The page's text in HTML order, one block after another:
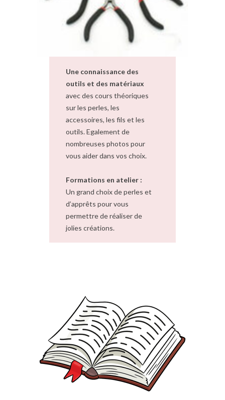
Une connaissance des
outils et des matériaux
avec des cours théoriques
sur les perles, les
accessoires, les fils et les
outils. Egalement de
nombreuses photos pour
vous aider dans vos choix.
Formations en atelier :
Un grand choix de perles et
d’apprêts pour vous
permettre de réaliser de
jolies créations.